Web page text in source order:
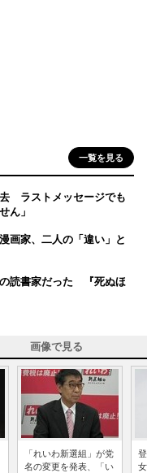
一覧を見る
ラストメッセージでも
ん」
画家、二人の「違い」と
読書家だった 『死ぬほ
画像で見る
「れいわ新選組」が党
名の変更を発表、「い